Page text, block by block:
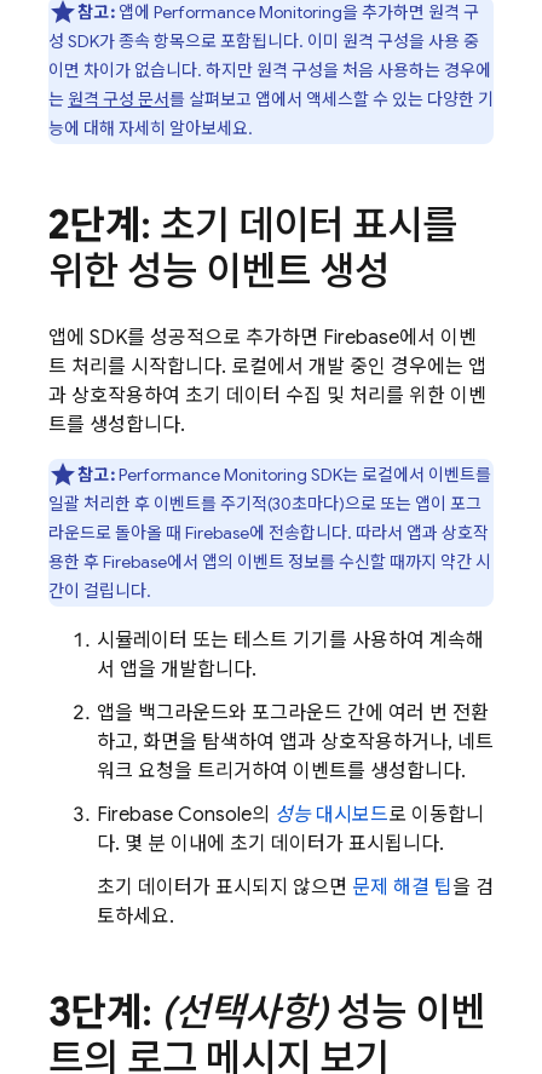
참고:앱에 Performance Monitoring을 추가하면 원격 구
성 SDK가 종속 항목으로 포함됩니다. 이미 원격 구성을 사용 중
이면 차이가 없습니다. 하지만 원격 구성을 처음 사용하는 경우에
는 원격 구성 문서를 살펴보고 앱에서 액세스할 수 있는 다양한 기
능에 대해 자세히 알아보세요.
2단계 : 초기 데이터 표시를
위한 성능 이벤트 생성
앱에 SDK를 성공적으로 추가하면 Firebase에서 이벤
트 처리를 시작합니다. 로컬에서 개발 중인 경우에는 앱
과 상호작용하여 초기 데이터 수집 및 처리를 위한 이벤
트를 생성합니다.
참고:Performance Monitoring SDK는 로컬에서 이벤트를
일괄 처리한 후 이벤트를 주기적(30초마다)으로 또는 앱이 포그
라운드로 돌아올 때 Firebase에 전송합니다. 따라서 앱과 상호작
용한 후 Firebase에서 앱의 이벤트 정보를 수신할 때까지 약간 시
간이 걸립니다.
시뮬레이터 또는 테스트 기기를 사용하여 계속해
서 앱을 개발합니다.
앱을 백그라운드와 포그라운드 간에 여러 번 전환
하고, 화면을 탐색하여 앱과 상호작용하거나, 네트
워크 요청을 트리거하여 이벤트를 생성합니다.
Firebase Console의 성능대시보드로 이동합니
다. 몇 분 이내에 초기 데이터가 표시됩니다.
초기 데이터가 표시되지 않으면 문제 해결 팁 을 검
토하세요.
3단계 : (선택사항)성능 이벤
트의 로그 메시지 보기